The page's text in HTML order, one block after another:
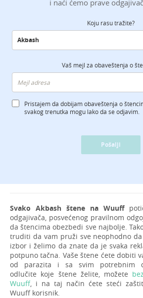
i naći ćemo prave
Koju rasu tražite?
Vaš mejl za obaveštenja o
Pristajem da dobijam obaveštenja o
svakog trenutka mogu lako da se odjavim.
Pošalji
Svako Akbash štene na Wuuff
odgajivača, posvećenog pravilnom
da štencima obezbedi sve najbolje.
truditi da vam pruži sve neophodno
izbor i želimo da znate da je svaka
potpuno tačna. Vaše štene ćete dobiti
od parazita i sa svim potrebnim
odlučite koje štene želite, možete
Wuuff, i na taj način ćete steći
Wuuff korisnik.